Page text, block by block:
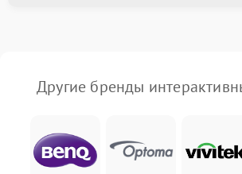
Другие бренды